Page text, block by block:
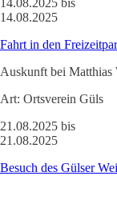
14.08.2025
Fahrt in den
Auskunft bei Matthias
Art: Ortsverein Güls
21.08.2025 bis
21.08.2025
Besuch des Gülser